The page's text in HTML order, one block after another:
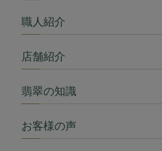
職人紹介
店舗紹介
翡翠の知識
お客様の声